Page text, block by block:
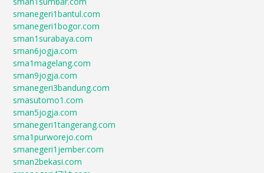
smanegeri1bantul.com
smanegeri1bogor.com
sman1surabaya.com
sman6jogja.com
sma1magelang.com
sman9jogja.com
smanegeri3bandung.com
smasutomo1.com
sman5jogja.com
smanegeri1tangerang.com
sma1purworejo.com
smanegeri1jember.com
sman2bekasi.com